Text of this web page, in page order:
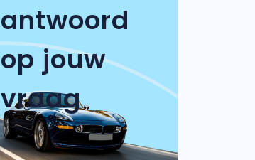
antwoord
op jouw
vraag